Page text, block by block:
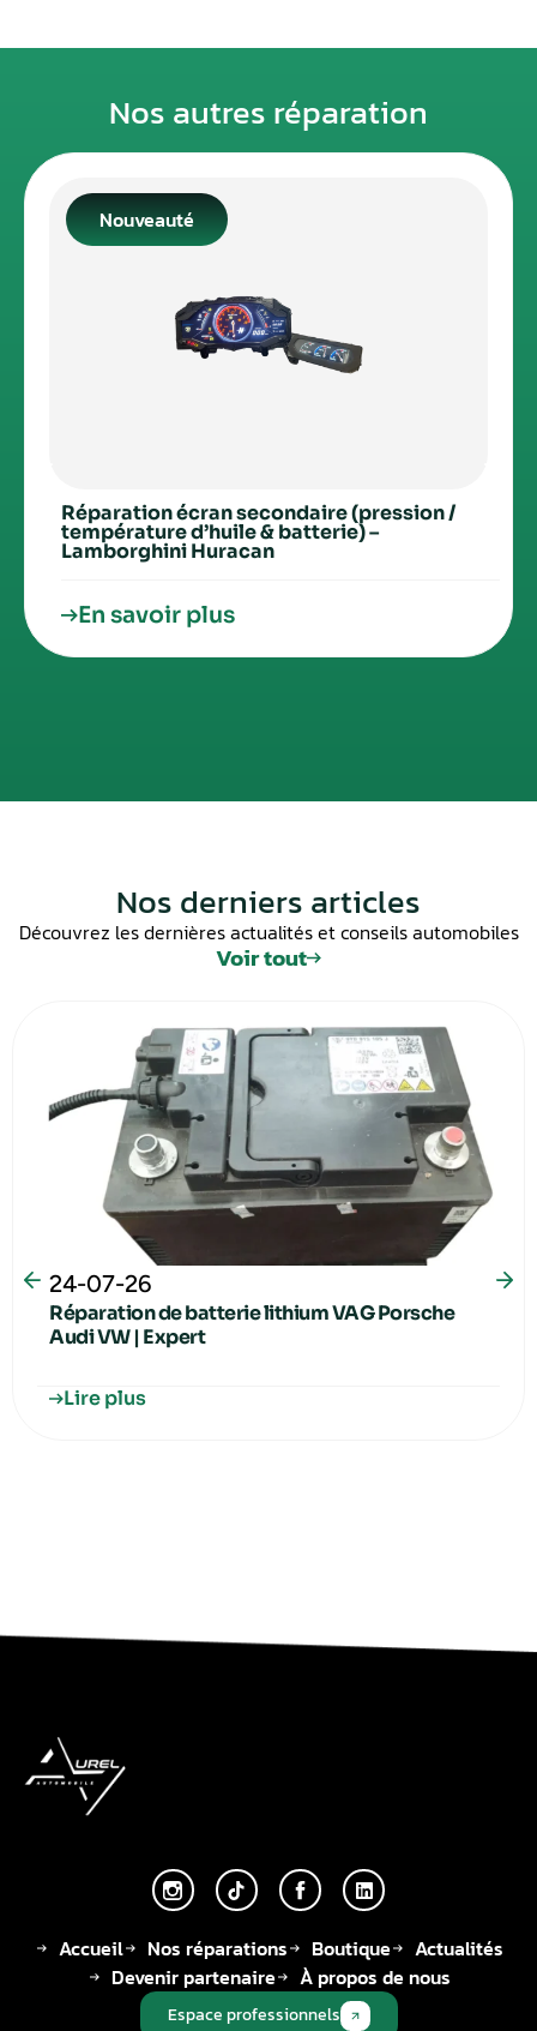
Nos autres réparation
Nouveauté
Réparation écran secondaire (pression /
température d’huile & batterie) –
Lamborghini Huracan
En savoir plus
Nos derniers articles
Découvrez les dernières actualités et conseils automobiles
Voir tout
24-07-26
Réparation de batterie lithium VAG Porsche
Audi VW | Expert
Lire plus
Accueil Nos réparations Boutique
Actualités
Devenir partenaire
À propos de nous
Espace professionnels